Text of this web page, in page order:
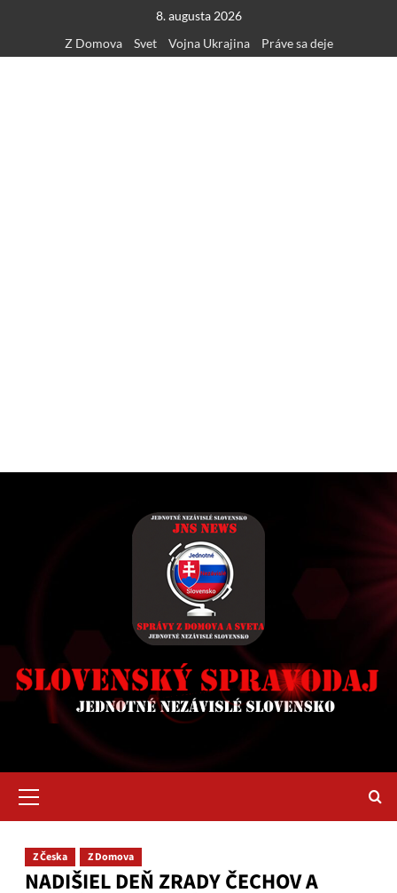
content
8. augusta 2026
Z Domova
Svet Vojna Ukrajina Práve sa deje
Menu
Z Česka Z Domova
NADIŠIEL DEŇ ZRADY ČECHOV A